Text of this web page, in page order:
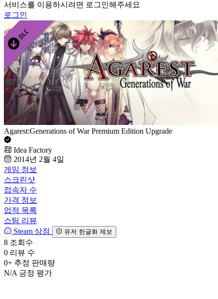
서비스를 이용하시려면 로그인해주세요
로그인
Agarest:Generations of War Premium Edition Upgrade
Idea Factory
2014년 2월 4일
게임 정보
스크린샷
접속자 수
가격 정보
업적 목록
스팀 리뷰
Steam 상점
유저 한글화 제보
8 조회수
0 리뷰 수
0+ 추정 판매량
N/A 긍정 평가